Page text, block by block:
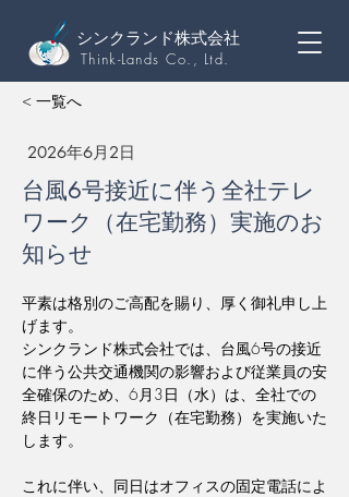
シンクランド株式会社
Think-Lands Co., Ltd.
< 一覧へ
2026年6月2日
台風6号接近に伴う全社テレ
ワーク（在宅勤務）実施のお
知らせ
平素は格別のご高配を賜り、厚く御礼申し上
げます。
シンクランド株式会社では、台風6号の接近
に伴う公共交通機関の影響および従業員の安
全確保のため、6月3日（水）は、全社での
終日リモートワーク（在宅勤務）を実施いた
します。
これに伴い、同日はオフィスの固定電話によ